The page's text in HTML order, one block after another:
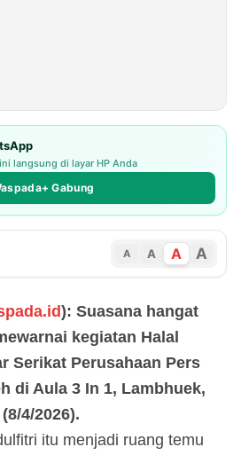
langsung di layar HP Anda
Gabung
A A A A
): Suasana hangat
kegiatan Halal
Serikat Perusahaan Pers
di Aula 3 In 1, Lambhuek,
4/2026).
itu menjadi ruang temu